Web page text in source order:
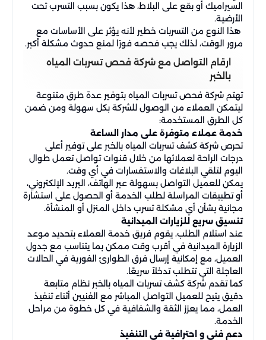
السيراميك أو بقع على البلاط، هذا يكون بسبب التسرب تحت
الأرضية.
هذا النوع من التسربات خطير لأنه يؤثر على الأساسات مع
مرور الوقت، لذلك يجب فحصه فورًا لمنع حدوث مشكلة أكبر.
ارقام التواصل مع شركة فحص تسربات المياه
بالخبر
تهتم شركة فحص تسربات المياه بتوفير عدة طرق متنوعة
ليتمكن العملاء من الوصول للشركة بكل سهولة ومن ضمن
كل الطرق المستخدمة:
خدمة عملاء متوفرة على مدار الساعة
تحرص شركة كشف تسربات المياه بالخبر على توفير أعلى
درجات الراحة لعملائها من خلال قنوات تواصل تعمل طوال
اليوم لتلقي البلاغات والاستفسارات في أي وقت.
يمكن للعميل التواصل بسهولة عبر الهاتف، البريد الإلكتروني،
أو تطبيقات المراسلة لطلب الخدمة أو الحصول على استشارة
مجانية بشأن أي مشكلة تسرب داخل المنزل أو المنشأة.
تنسيق سريع للزيارات الميدانية
عند استلام الطلب، يقوم فريق خدمة العملاء بتحديد موعد
الزيارة الميدانية في أقرب وقت ممكن بما يتناسب مع جدول
العميل، مع إمكانية إرسال فرق الطوارئ الفورية في الحالات
العاجلة التي تتطلب تدخلاً سريعًا.
كما تقدم شركة كشف تسربات المياه بالخبر نظام متابعة
دقيق يتيح للعميل التواصل المباشر مع الفنيين أثناء تنفيذ
العمل، مما يعزز الثقة والشفافية في كل خطوة من مراحل
الخدمة.
دعم فني و احترافية في التنفيذ